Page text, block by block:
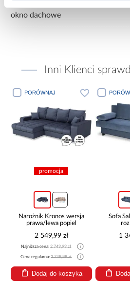
okno dachowe
Inni Klienci
PORÓWNAJ
promocja
Narożnik Kronos wersja
prawa/lewa popiel
2 549,99 zł
Najniższa cena:2 749,99 zł
Cena regularna:2 749,99 zł
Dodaj do koszyka
Sofa
1